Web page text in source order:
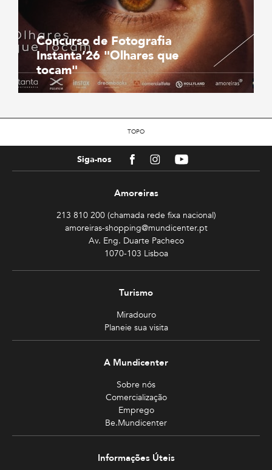
Concurso de Fotografia
Instanta’26 "Olhares que
tocam"
TOPO
Siga-nos FacebookInstagramYoutube
Amoreiras
213 810 200 (chamada rede fixa nacional)
amoreiras-shopping@mundicenter.pt
Av. Eng. Duarte Pacheco
1070-103 Lisboa
Turismo
Miradouro
Planeie sua visita
A Mundicenter
Sobre nós
Comercialização
Emprego
Be.Mundicenter
Informações Úteis